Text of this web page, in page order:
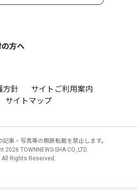
方へ
方針
サイトご利用案内
サイトマップ
事・写真等の無断転載を禁止します。
2026 TOWNNEWS-SHA CO.,LTD.
All Rights Reserved.